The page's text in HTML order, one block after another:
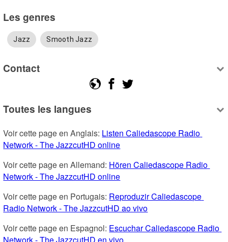
Les genres
Jazz Smooth Jazz
Contact
Toutes les langues
Voir cette page en Anglais: Listen Caliedascope Radio
Network - The JazzcutHD online
Voir cette page en Allemand: Hören Caliedascope Radio
Network - The JazzcutHD online
Voir cette page en Portugais: Reproduzir Caliedascope
Radio Network - The JazzcutHD ao vivo
Voir cette page en Espagnol: Escuchar Caliedascope Radio
Network - The JazzcutHD en vivo